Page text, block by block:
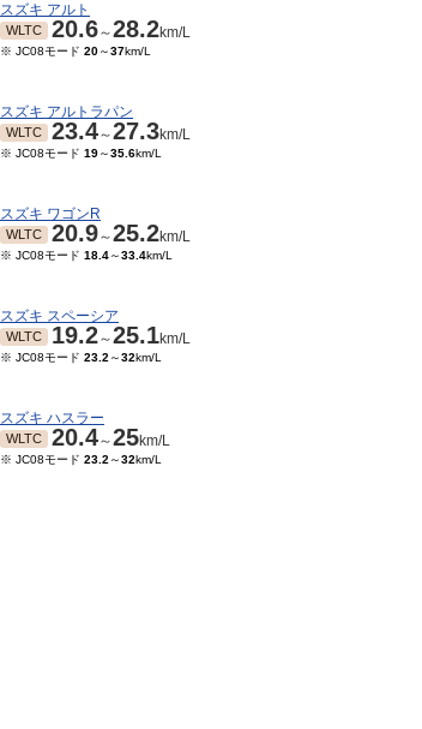
2013/06～2014/03
スズキ アルト
WLTC 20.6～28.2km/L
※ JC08モード 20～37km/L
スズキ アルトラパン
WLTC 23.4～27.3km/L
※ JC08モード 19～35.6km/L
スズキ ワゴンR
WLTC 20.9～25.2km/L
※ JC08モード 18.4～33.4km/L
スズキ スペーシア
WLTC 19.2～25.1km/L
※ JC08モード 23.2 ～32km/L
スズキ ハスラー
WLTC 20.4～25km/L
※ JC08モード 23.2 ～32km/L